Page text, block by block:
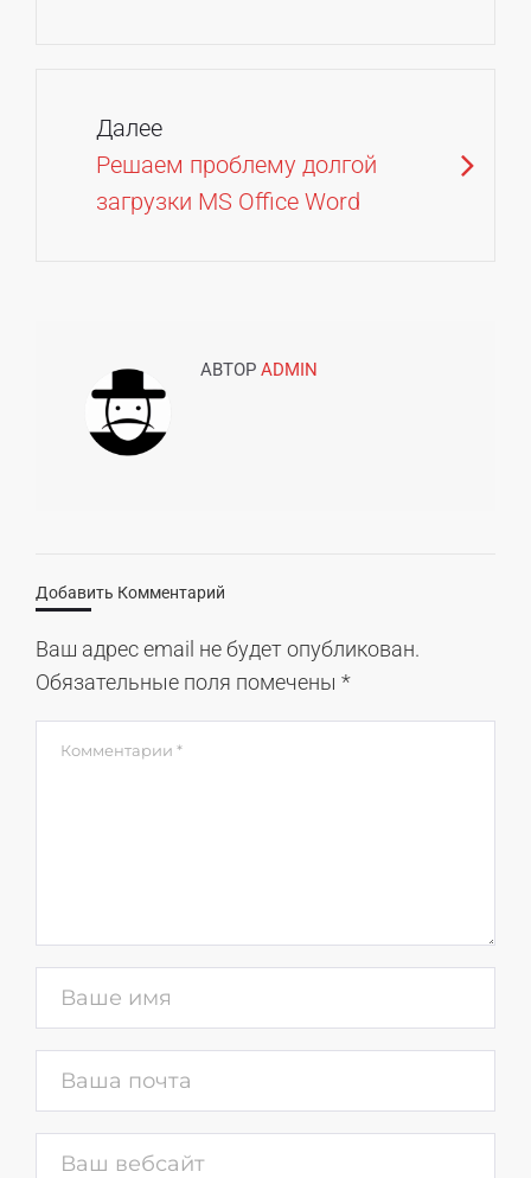
Далее
Решаем проблему долгой
загрузки MS Office Word
АВТОР ADMIN
Добавить Комментарий
Ваш адрес email не будет опубликован.
Обязательные поля помечены *